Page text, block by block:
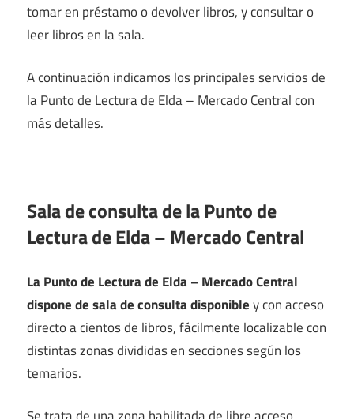
tomar en préstamo o devolver libros, y consultar o
leer libros en la sala.
A continuación indicamos los principales servicios de
la Punto de Lectura de Elda – Mercado Central con
más detalles.
Sala de consulta de la Punto de
Lectura de Elda – Mercado Central
La Punto de Lectura de Elda – Mercado Central
dispone de sala de consulta disponibley con acceso
directo a cientos de libros, fácilmente localizable con
distintas zonas divididas en secciones según los
temarios.